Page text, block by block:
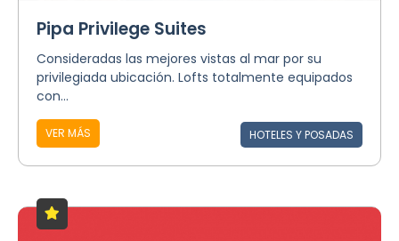
Pipa Privilege Suites
Consideradas las mejores vistas al mar por su
privilegiada ubicación. Lofts totalmente equipados
con...
VER MÁS HOTELES Y POSADAS